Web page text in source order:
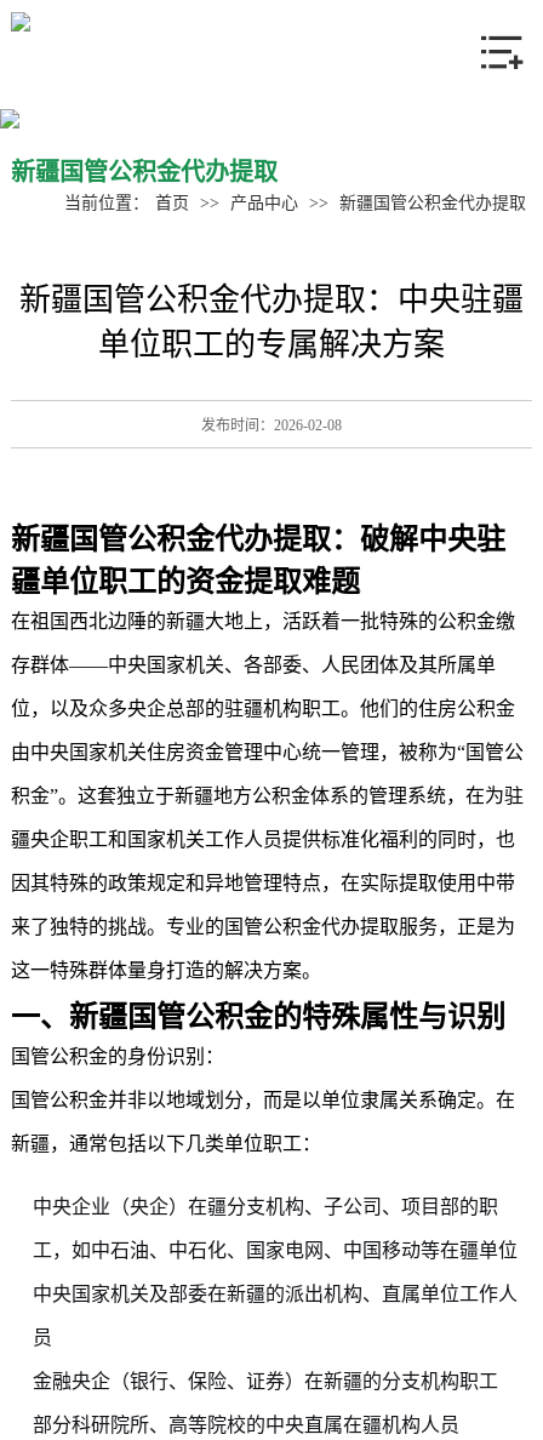
联系我们
新疆国管公积金代办提取
当前位置： 首页 >> 产品中心 >> 新疆国管公积金代办提取
新疆国管公积金代办提取：中央驻疆
单位职工的专属解决方案
发布时间：2026-02-08
新疆国管公积金代办提取：破解中央驻
疆单位职工的资金提取难题
在祖国西北边陲的新疆大地上，活跃着一批特殊的公积金缴
存群体——中央国家机关、各部委、人民团体及其所属单
位，以及众多央企总部的驻疆机构职工。他们的住房公积金
由中央国家机关住房资金管理中心统一管理，被称为“国管公
积金”。这套独立于新疆地方公积金体系的管理系统，在为驻
疆央企职工和国家机关工作人员提供标准化福利的同时，也
因其特殊的政策规定和异地管理特点，在实际提取使用中带
来了独特的挑战。专业的 国管公积金代办提取服务，正是为
这一特殊群体量身打造的解决方案。
一、新疆国管公积金的特殊属性与识别
国管公积金的身份识别：
国管公积金并非以地域划分，而是以单位隶属关系确定。在
新疆，通常包括以下几类单位职工：
中央企业（央企）在疆分支机构、子公司、项目部的职
工，如中石油、中石化、国家电网、中国移动等在疆单位
中央国家机关及部委在新疆的派出机构、直属单位工作人
员
金融央企（银行、保险、证券）在新疆的分支机构职工
部分科研院所、高等院校的中央直属在疆机构人员